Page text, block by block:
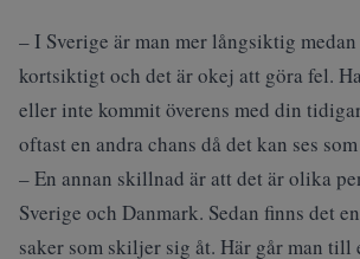
– I Sverige är man mer långsiktig
kortsiktigt och det är okej att göra fel.
eller inte kommit överens med din
oftast en andra chans då det kan ses
– En annan skillnad är att det är olika
Sverige och Danmark. Sedan finns det
saker som skiljer sig åt. Här går man till